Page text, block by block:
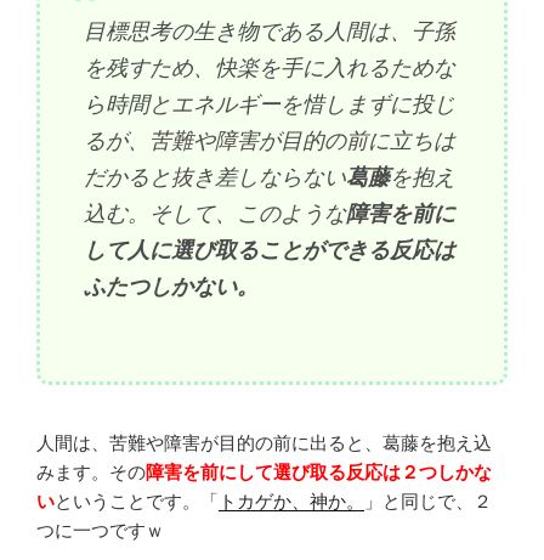
目標思考の生き物である人間は、子孫
を残すため、快楽を手に入れるためな
ら時間とエネルギーを惜しまずに投じ
るが、苦難や障害が目的の前に立ちは
だかると抜き差しならない葛藤を抱え
込む。そして、このような障害を前に
して人に選び取ることができる反応は
ふたつしかない。
人間は、苦難や障害が目的の前に出ると、葛藤を抱え込
みます。その障害を前にして選び取る反応は２つしかな
いということです。「 トカゲか、神か。
」と同じで、２
つに一つですｗ